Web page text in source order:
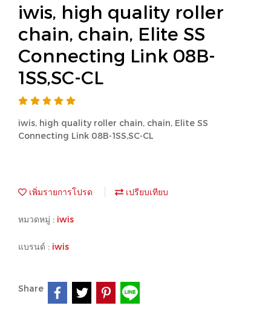
iwis, high quality roller
chain, chain, Elite SS
Connecting Link 08B-
1SS,SC-CL
iwis, high quality roller chain, chain, Elite SS
Connecting Link 08B-1SS,SC-CL
เพิ่มรายการโปรด เปรียบเทียบ
หมวดหมู่ : iwis
แบรนด์ : iwis
Share